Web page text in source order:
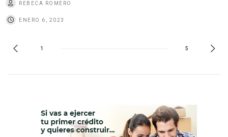
REBECA ROMERO
ENERO 6, 2023
1 5